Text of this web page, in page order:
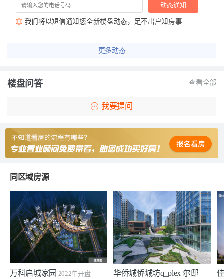
动态通知
我们将以短信通知您全新楼盘动态，足不出户知房事
更多动态
楼盘问答 查看全部
我要提问
同区域房源
万科启城家园 2022年开盘 华侨城侨城坊q_plex 尔邸